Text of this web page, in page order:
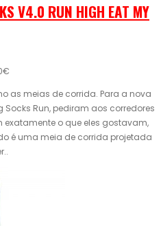
V4.0 RUN HIGH EAT MY
as meias de corrida. Para a nova
Run, pediram aos corredores
o que eles gostavam,
é uma meia de corrida projetada